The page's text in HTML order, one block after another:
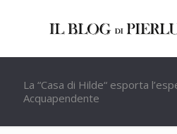
La “Casa di Hilde“ esporta
Acquapendente